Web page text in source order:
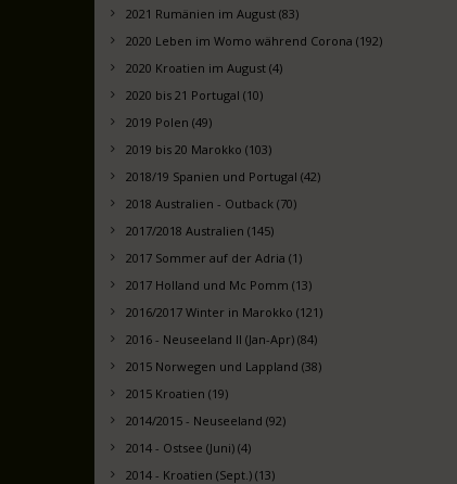
2021 Rumänien im August (83)
2020 Leben im Womo während Corona (192)
2020 Kroatien im August (4)
2020 bis 21 Portugal (10)
2019 Polen (49)
2019 bis 20 Marokko (103)
2018/19 Spanien und Portugal (42)
2018 Australien - Outback (70)
2017/2018 Australien (145)
2017 Sommer auf der Adria (1)
2017 Holland und Mc Pomm (13)
2016/2017 Winter in Marokko (121)
2016 - Neuseeland II (Jan-Apr) (84)
2015 Norwegen und Lappland (38)
2015 Kroatien (19)
2014/2015 - Neuseeland (92)
2014 - Ostsee (Juni) (4)
2014 - Kroatien (Sept.) (13)